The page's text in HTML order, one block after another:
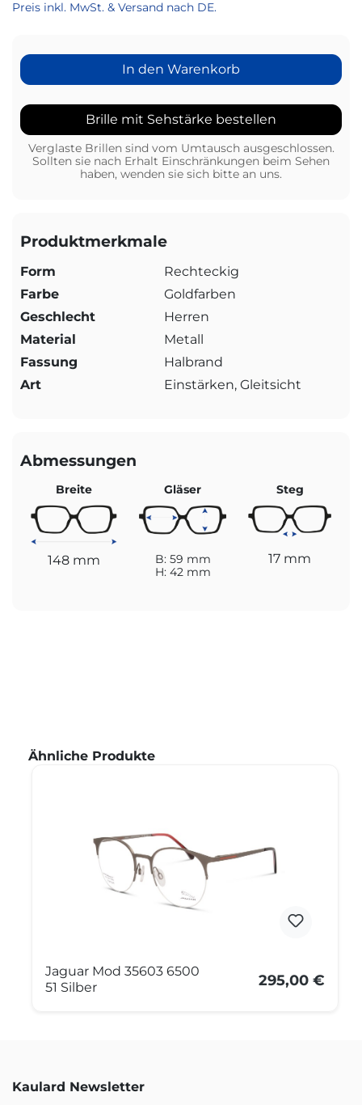
Preis inkl. MwSt. & Versand nach DE.
In den Warenkorb
Brille mit Sehstärke bestellen
Verglaste Brillen sind vom Umtausch ausgeschlossen.
Sollten sie nach Erhalt Einschränkungen beim Sehen
haben, wenden sie sich bitte an uns.
Produktmerkmale
Form
Rechteckig
Farbe
Goldfarben
Geschlecht
Herren
Material
Metall
Fassung
Halbrand
Art
Einstärken, Gleitsicht
Abmessungen
Breite
148 mm
Gläser
B: 59 mm
H: 42 mm
Steg
17 mm
Produktgalerie überspringen
Ähnliche Produkte
Jaguar Mod 35603 6500
51 Silber
295,00 €
Kaulard Newsletter